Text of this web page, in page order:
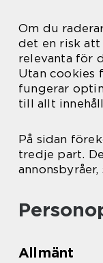
Om du
det en risk att
relevanta för
Utan cookies
fungerar
till allt
På sidan
tredje part.
Allmänt